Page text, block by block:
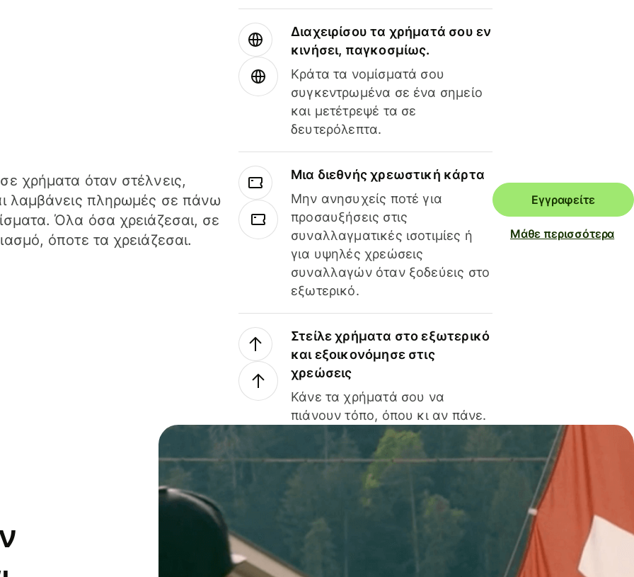
χρήματα όταν στέλνεις,
λαμβάνεις πληρωμές σε πάνω
Όλα όσα χρειάζεσαι, σε
όποτε τα χρειάζεσαι.
Διαχειρίσου τα χρήματά σου εν
κινήσει, παγκοσμίως.
Κράτα τα νομίσματά σου
συγκεντρωμένα σε ένα σημείο
και μετέτρεψέ τα σε
δευτερόλεπτα.
Μια διεθνής χρεωστική κάρτα
Μην ανησυχείς ποτέ για
προσαυξήσεις στις
συναλλαγματικές ισοτιμίες ή
για υψηλές χρεώσεις
συναλλαγών όταν ξοδεύεις στο
εξωτερικό.
Στείλε χρήματα στο εξωτερικό
και εξοικονόμησε στις
χρεώσεις
Κάνε τα χρήματά σου να
πιάνουν τόπο, όπου κι αν πάνε.
Εγγραφείτε
Μάθε περισσότερα